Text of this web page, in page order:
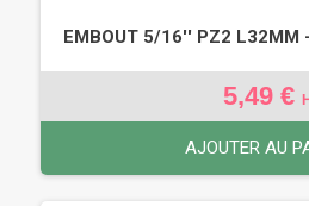
EMBOUT 5/16'' PZ2 L32MM
5,49 €
AJOUTER AU